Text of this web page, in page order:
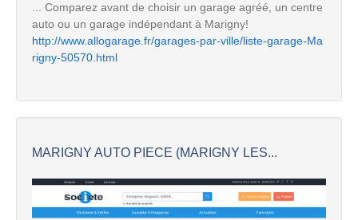
... Comparez avant de choisir un garage agréé, un centre
auto ou un garage indépendant à Marigny!
http://www.allogarage.fr/garages-par-ville/liste-garage-Ma
rigny-50570.html
MARIGNY AUTO PIECE (MARIGNY LES...